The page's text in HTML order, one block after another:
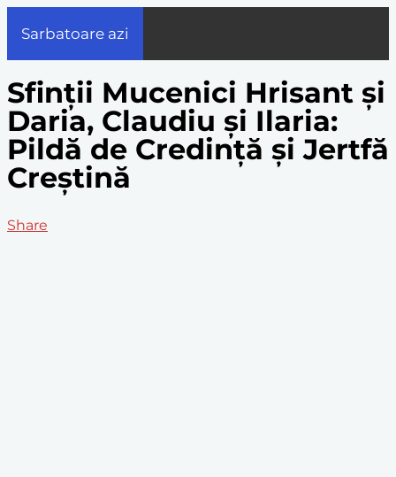
Sarbatoare azi
Sfinții Mucenici Hrisant și
Daria, Claudiu și Ilaria:
Pildă de Credință și Jertfă
Creștină
Share